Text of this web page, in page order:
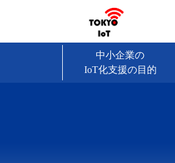
中小企業の
IoT化支援の目的